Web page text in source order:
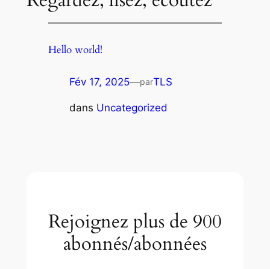
Hello world!
Fév 17, 2025—parTLS
dans Uncategorized
Rejoignez plus de 900
abonnés/abonnées